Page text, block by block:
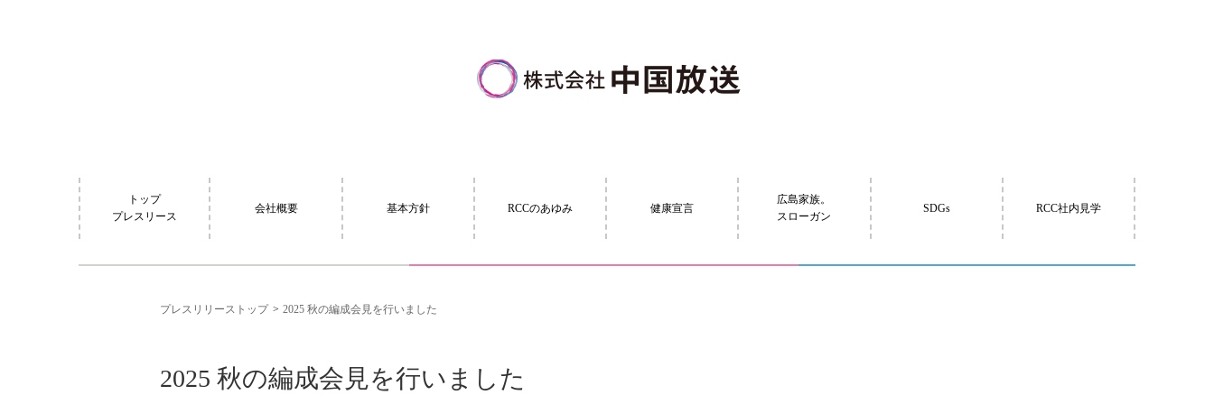
トップ
プレスリース
会社概要 基本方針 RCCのあゆみ 健康宣言
広島家族。
スローガン
SDGs RCC社内見学
プレスリリーストップ 2025 秋の編成会見を行いました
2025 秋の編成会見を行いました